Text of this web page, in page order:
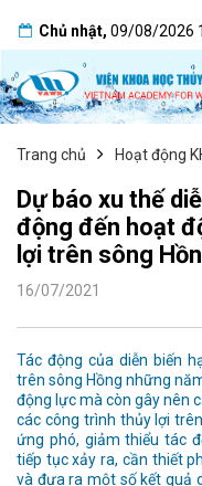
Chủ nhật, 09/08/2026
Trang chủ Hoạt động
Dự báo xu thế
động đến hoạt
lợi trên sông
16/07/2021
Tác động của diễn biến
trên sông Hồng những
động lực mà còn gây nên
các công trình thủy lợi
ứng phó, giảm thiểu tác
tiếp tục xảy ra, cần thiết
và đưa ra một số kết quả